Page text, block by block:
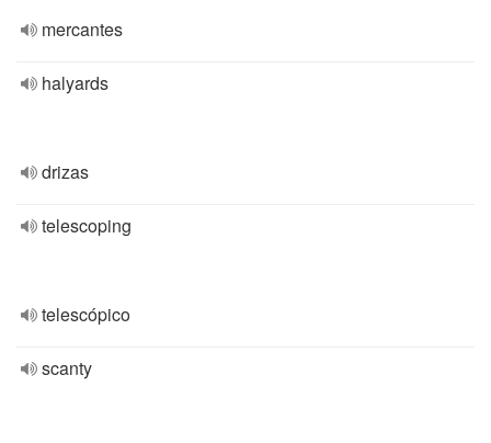
mercantes
halyards
drizas
telescoping
telescópico
scanty